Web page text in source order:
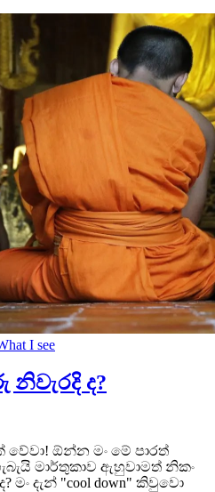
I see
ද?
ඕන්න මං මේ පාරත්
මාර්තුකාව ඇහුවාමත් නිකං
දැන් "cool down" කිවුවො